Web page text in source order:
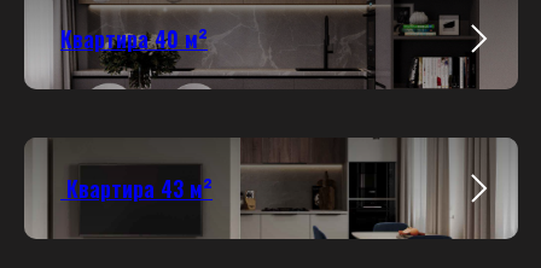
Квартира 40 м²
Квартира 43 м²